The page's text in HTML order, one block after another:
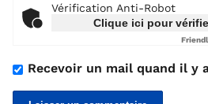
Vérification Anti-Robot
Clique ici pour
Recevoir un mail quand il y